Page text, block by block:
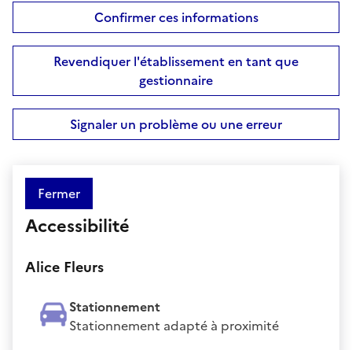
Confirmer ces informations
Revendiquer l'établissement en tant que
gestionnaire
Signaler un problème ou une erreur
Fermer
Accessibilité
Alice Fleurs
Stationnement
Stationnement adapté à proximité